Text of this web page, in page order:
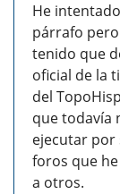
He
párrafo
tenido que
oficial de la
del
que todavía
ejecutar por
foros que
a otros.